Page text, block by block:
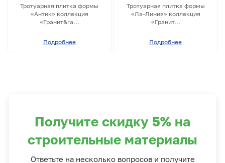
Тротуарная плитка формы
«Антик» коллекция
«Гранит&ra...
Подробнее
Тротуарная плитка формы
«Ла-Линия» коллекция
«Гранит...
Подробнее
Получите скидку 5% на
строительные материалы
Ответьте на несколько вопросов и получите